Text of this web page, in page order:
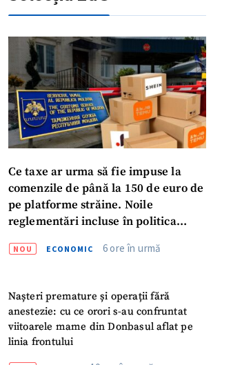
Ce taxe ar urma să fie impuse la
comenzile de până la 150 de euro de
pe platforme străine. Noile
reglementări incluse în politica
NOU ECONOMIC 6 ore în urmă
Nașteri premature și operații fără
anestezie: cu ce orori s-au confruntat
viitoarele mame din Donbasul aflat pe
linia frontului